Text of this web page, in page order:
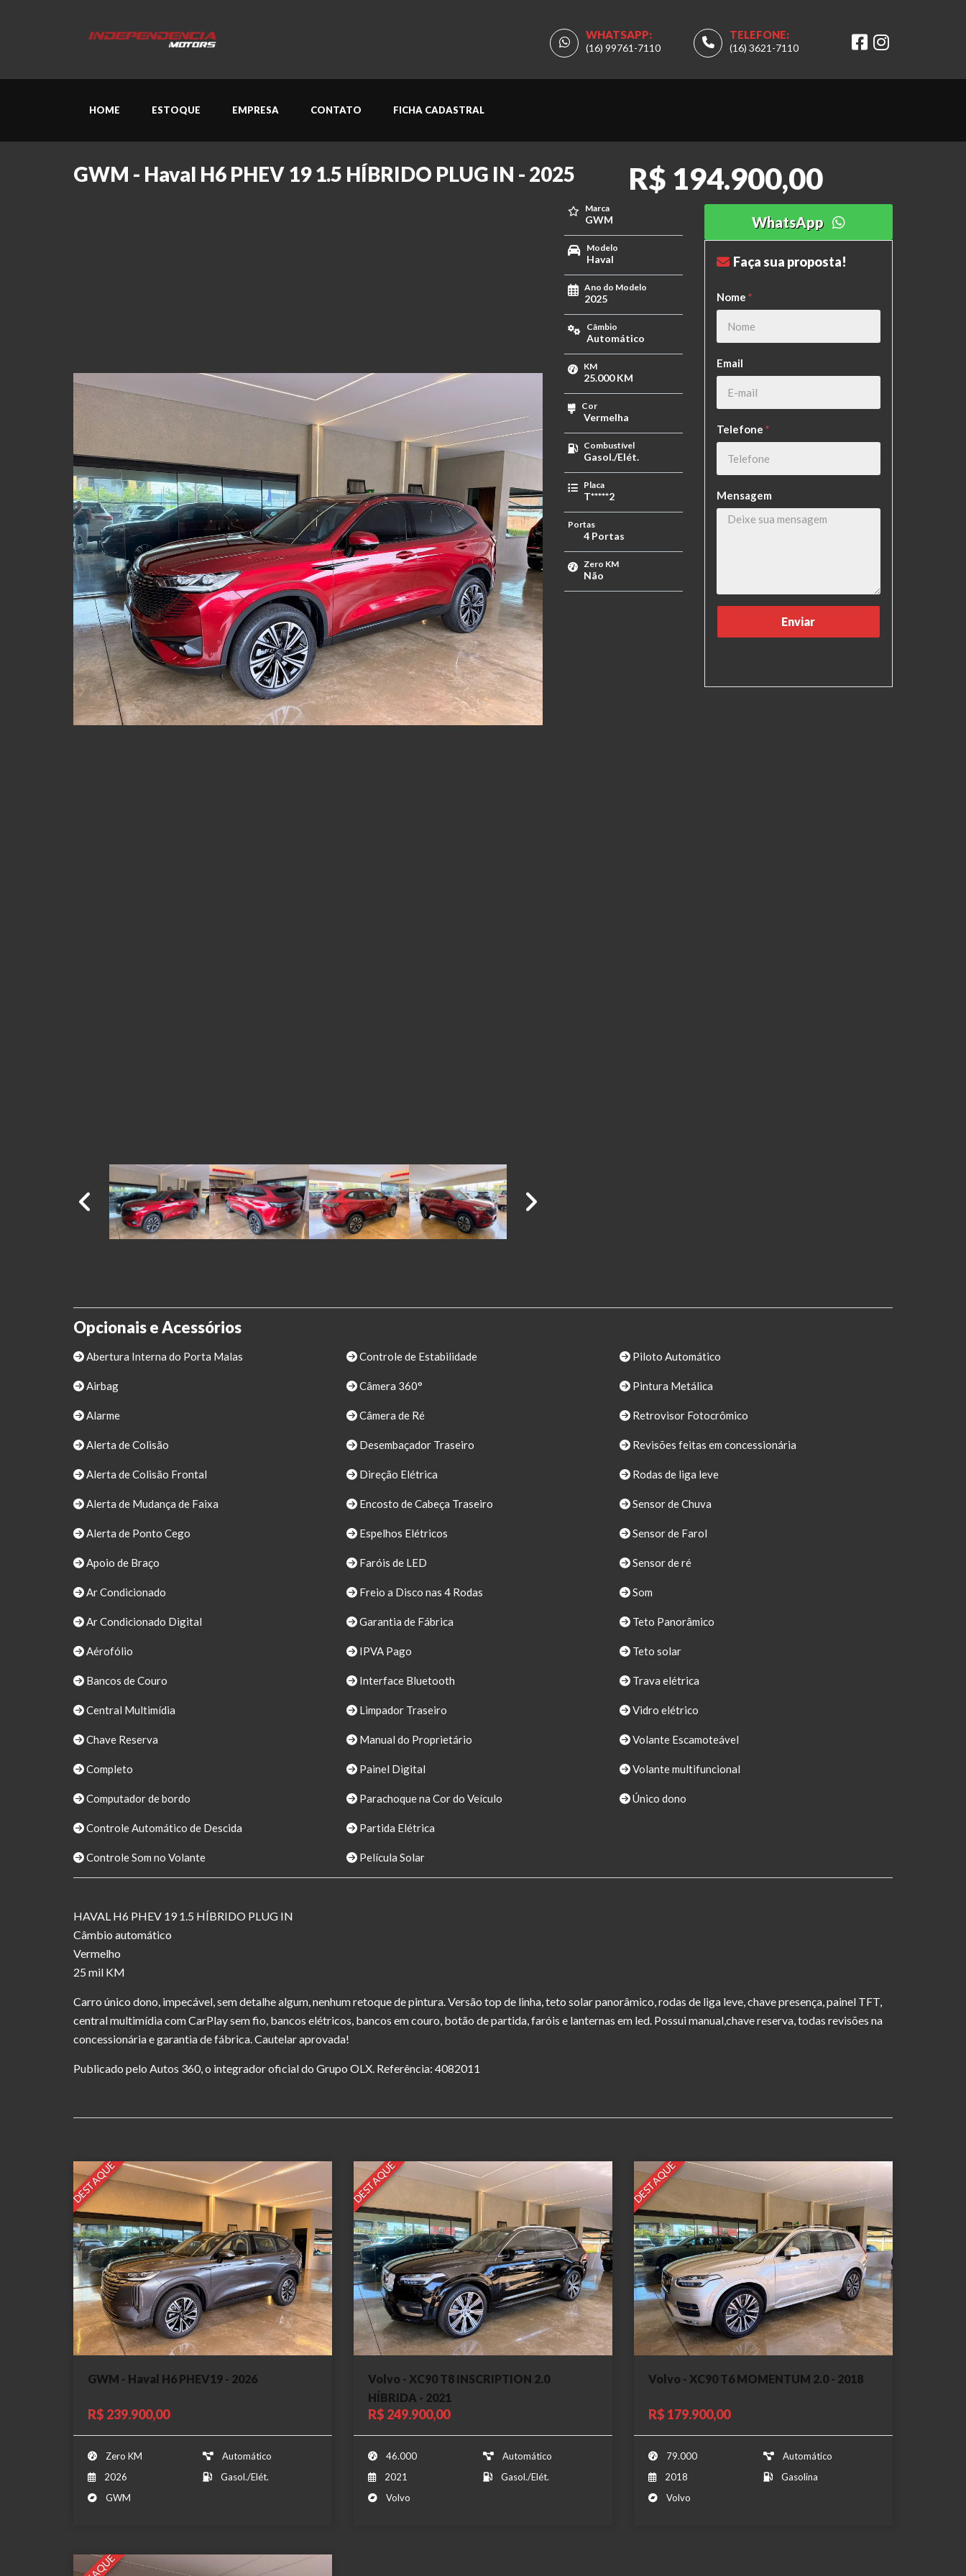
TELEFONE:
(16) 3621-7110
WHATSAPP:
(16) 99761-7110
HOME ESTOQUE EMPRESA CONTATO FICHA CADASTRAL
GWM - Haval H6 PHEV 19 1.5 HÍBRIDO PLUG IN - 2025 R$ 194.900,00
Marca
GWM
Modelo
Haval
Ano do Modelo
2025
Câmbio
Automático
KM
25.000 KM
Cor
Vermelha
Combustível
Gasol./Elét.
Placa
T*****2
Portas
4 Portas
Zero KM
Não
WhatsApp
Faça sua proposta!
Nome *
Email
Telefone *
Mensagem
Opcionais e Acessórios
Abertura Interna do Porta Malas
Airbag
Alarme
Alerta de Colisão
Alerta de Colisão Frontal
Alerta de Mudança de Faixa
Alerta de Ponto Cego
Apoio de Braço
Ar Condicionado
Ar Condicionado Digital
Aérofólio
Bancos de Couro
Central Multimídia
Chave Reserva
Completo
Computador de bordo
Controle Automático de Descida
Controle Som no Volante
Controle de Estabilidade
Câmera 360°
Câmera de Ré
Desembaçador Traseiro
Direção Elétrica
Encosto de Cabeça Traseiro
Espelhos Elétricos
Faróis de LED
Freio a Disco nas 4 Rodas
Garantia de Fábrica
IPVA Pago
Interface Bluetooth
Limpador Traseiro
Manual do Proprietário
Painel Digital
Parachoque na Cor do Veículo
Partida Elétrica
Película Solar
Piloto Automático
Pintura Metálica
Retrovisor Fotocrômico
Revisões feitas em concessionária
Rodas de liga leve
Sensor de Chuva
Sensor de Farol
Sensor de ré
Som
Teto Panorâmico
Teto solar
Trava elétrica
Vidro elétrico
Volante Escamoteável
Volante multifuncional
Único dono
HAVAL H6 PHEV 19 1.5 HÍBRIDO PLUG IN
Câmbio automático
Vermelho
25 mil KM
Carro único dono, impecável, sem detalhe algum, nenhum retoque de pintura. Versão top de linha, teto solar panorâmico, rodas de liga leve, chave presença, painel TFT,
central multimídia com CarPlay sem fio, bancos elétricos, bancos em couro, botão de partida, faróis e lanternas em led. Possui manual,chave reserva, todas revisões na
concessionária e garantia de fábrica. Cautelar aprovada!
Publicado pelo Autos 360, o integrador oficial do Grupo OLX. Referência: 4082011
DESTAQUE
GWM - Haval H6 PHEV19 - 2026
R$ 239.900,00
Zero KM
Automático
2026
Gasol./Elét.
GWM
DESTAQUE
Volvo - XC90 T8 INSCRIPTION 2.0
HÍBRIDA - 2021
R$ 249.900,00
46.000
Automático
2021
Gasol./Elét.
Volvo
DESTAQUE
Volvo - XC90 T6 MOMENTUM 2.0 - 2018
R$ 179.900,00
79.000
Automático
2018
Gasolina
Volvo